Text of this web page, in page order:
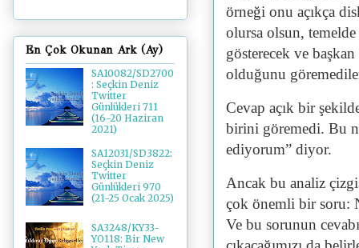
örneği onu açıkça
olursa olsun,
gösterecek ve
olduğunu
Cevap açık bir
birini göremedi. Bu
ediyorum” diyor.
Ancak bu analiz
çok önemli bir soru:
Ve bu sorunun
En Çok Okunan Ark (Ay)
SA10082/SD2700
: Seçkin Deniz
Twitter
Günlükleri 711
(16-20 Haziran
2021)
SA12031/SD3822:
Seçkin Deniz
Twitter
Günlükleri 970
(21-25 Ocak 2025)
SA3248/KY33-
YO118: Bir New